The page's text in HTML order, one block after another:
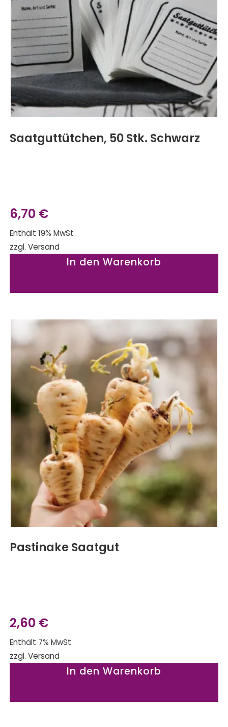
Saatguttütchen, 50 Stk. Schwarz
6,70 €
Enthält 19% MwSt
zzgl. Versand
In den Warenkorb
Pastinake Saatgut
2,60 €
Enthält 7% MwSt
zzgl. Versand
In den Warenkorb